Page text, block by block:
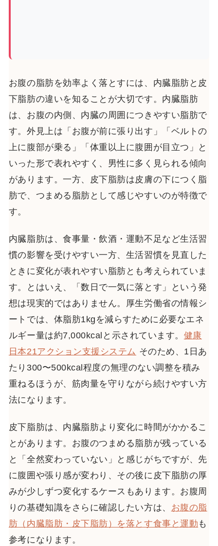
お腹の脂肪を効率よく落とすには、内臓脂肪と皮
下脂肪の違いを知ることが大切です。内臓脂肪
は、お腹の内側、内臓の周囲につきやすい脂肪で
す。外見上は「お腹が前に張り出す」「ベルトの
上に腹部が乗る」「体重以上に腹囲が目立つ」と
いった形で表れやすく、男性に多く見られる傾向
があります。一方、皮下脂肪は皮膚の下につく脂
肪で、つまめる脂肪として感じやすいのが特徴で
す。
内臓脂肪は、食事量・飲酒・運動不足など生活習
慣の影響を受けやすい一方、生活習慣を見直した
ときに変化が表れやすい脂肪とも考えられていま
す。とはいえ、「数日で一気に落とす」という発
想は現実的ではありません。厚生労働省の情報シ
ートでは、体脂肪1kgを減らすために必要なエネ
ルギー量は約7,000kcalと示されています。 健康
日本21アクション支援システム そのため、1日あ
たり300〜500kcal程度の無理のない調整を積み
重ねるほうが、筋肉量を守りながら続けやすい方
法になります。
皮下脂肪は、内臓脂肪より変化に時間がかかるこ
とがあります。お腹のつまめる脂肪が残っている
と「全然変わっていない」と感じがちですが、先
に腹囲や張り感が変わり、その後に皮下脂肪の厚
みが少しずつ変化するケースもあります。お腹周
りの基礎知識をさらに確認したい方は、 お腹の脂
肪（内臓脂肪・皮下脂肪）を落とす食事と運動 も
参考になります。